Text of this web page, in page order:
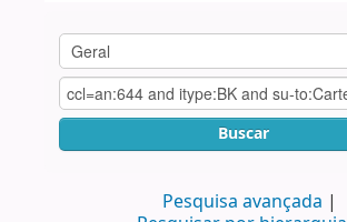
Buscar
Pesquisa avançada